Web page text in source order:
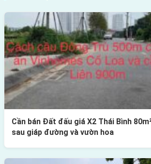
Cần bán Đất đấu giá X2 Thái Bình
sau giáp đường và vườn hoa